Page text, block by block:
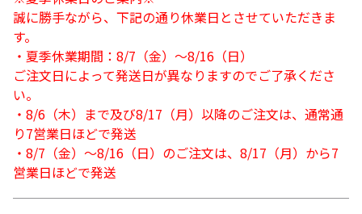
誠に勝手ながら、下記の通り休業日とさせていただきま
す。
・夏季休業期間：8/7（金）～8/16（日）
ご注文日によって発送日が異なりますのでご了承くださ
い。
・8/6（木）まで及び8/17（月）以降のご注文は、通常通
り7営業日ほどで発送
・8/7（金）～8/16（日）のご注文は、8/17（月）から7
営業日ほどで発送